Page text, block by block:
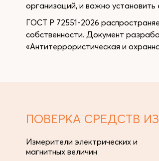
организаций, и важно
ГОСТ Р 72551-2026
собственности. Документ
«Антитеррористическая и
ПОВЕРКА СРЕДСТВ
Измерители электрических и
магнитных величин